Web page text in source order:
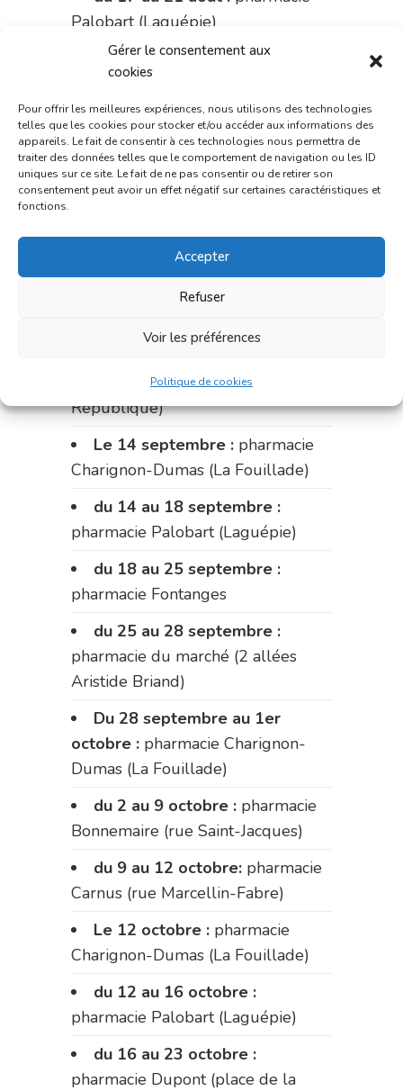
Gérer le consentement aux
cookies
Pour offrir les meilleures expériences, nous utilisons des technologies
telles que les cookies pour stocker et/ou accéder aux informations des
appareils. Le fait de consentir à ces technologies nous permettra de
traiter des données telles que le comportement de navigation ou les ID
uniques sur ce site. Le fait de ne pas consentir ou de retirer son
consentement peut avoir un effet négatif sur certaines caractéristiques et
fonctions.
Accepter
Refuser
Voir les préférences
Politique de cookies
Palobart (Laguépie)
du 21 au 28 août :pharmacie
Dupont (place de la République)
du 28 au 31 août :pharmacie
Bonnemaire (rue Saint-Jacques)
Du 31 août au 4 septembre :
Fouillade)
du 4 au 11 septembre :
pharmacie Carnus (rue Marcellin-
pharmacie Dupont (place de la
République)
Le 14 septembre : pharmacie
Charignon-Dumas (La Fouillade)
du 14 au 18 septembre :
pharmacie Palobart (Laguépie)
du 18 au 25 septembre :
pharmacie Fontanges
du 25 au 28 septembre :
pharmacie du marché (2 allées
Aristide Briand)
Du 28 septembre au 1er
octobre : pharmacie Charignon-
Dumas (La Fouillade)
du 2 au 9 octobre : pharmacie
Bonnemaire (rue Saint-Jacques)
du 9 au 12 octobre: pharmacie
Carnus (rue Marcellin-Fabre)
Le 12 octobre : pharmacie
Charignon-Dumas (La Fouillade)
du 12 au 16 octobre :
pharmacie Palobart (Laguépie)
du 16 au 23 octobre :
pharmacie Dupont (place de la